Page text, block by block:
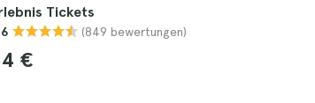
Tickets
(849 bewertungen)
€